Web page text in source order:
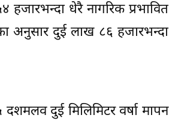
धेरै नागरिक प्रभावित
अनुसार दुई लाख ८६ हजारभन्दा
दुई मिलिमिटर वर्षा मापन